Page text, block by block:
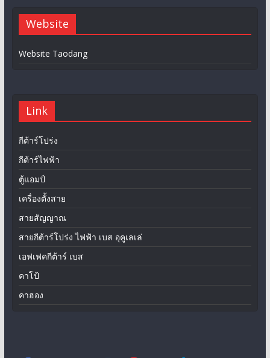
Website
Website Taodang
Link
กีต้าร์โปร่ง
กีต้าร์ไฟฟ้า
ตู้แอมป์
เครื่องตั้งสาย
สายสัญญาณ
สายกีต้าร์โปร่ง ไฟฟ้า เบส อุคูเลเล่
เอฟเฟคกีต้าร์ เบส
คาโป้
คาฮอง